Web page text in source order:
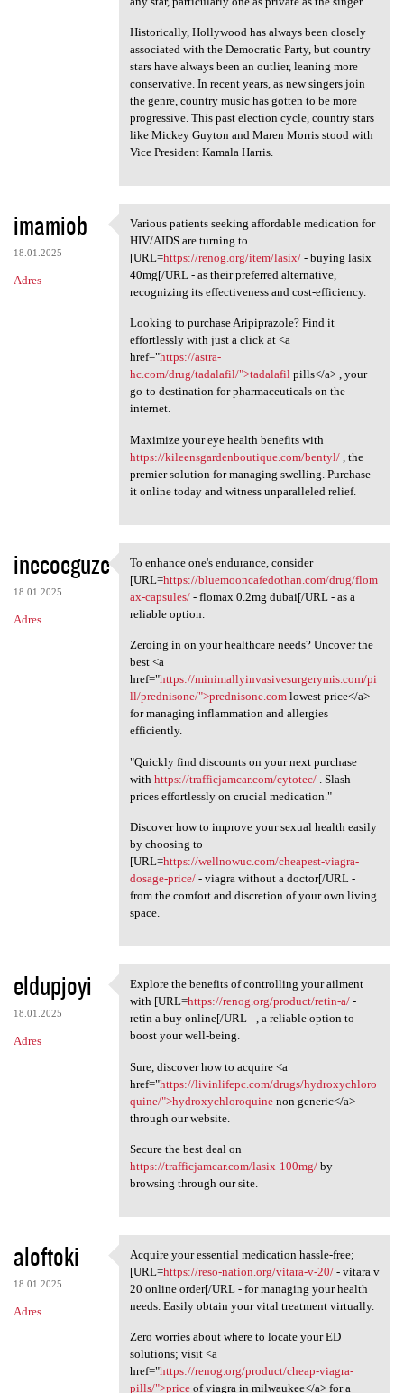
Historically, Hollywood has always been closely
associated with the Democratic Party, but country
stars have always been an outlier, leaning more
conservative. In recent years, as new singers join
the genre, country music has gotten to be more
progressive. This past election cycle, country stars
like Mickey Guyton and Maren Morris stood with
Vice President Kamala Harris.
imamiob
18.01.2025
Adres
Various patients seeking
Various patients seeking affordable medication for
HIV/AIDS are turning to
[URL=https://renog.org/item/lasix/- buying lasix
40mg[/URL - as their preferred alternative,
recognizing its effectiveness and cost-efficiency.
Looking to purchase Aripiprazole? Find it
effortlessly with just a click at <a
href="https://astra-
hc.com/drug/tadalafil/">tadalafilpills</a> , your
go-to destination for pharmaceuticals on the
internet.
Maximize your eye health benefits with
https://kileensgardenboutique.com/bentyl/, the
premier solution for managing swelling. Purchase
it online today and witness unparalleled relief.
inecoeguze
18.01.2025
Adres
To enhance one's endurance,
To enhance one's endurance, consider
[URL=https://bluemooncafedothan.com/drug/flom
ax-capsules/- flomax 0.2mg dubai[/URL - as a
reliable option.
Zeroing in on your healthcare needs? Uncover the
best <a
href="https://minimallyinvasivesurgerymis.com/pi
ll/prednisone/">prednisone.comlowest price</a>
for managing inflammation and allergies
efficiently.
"Quickly find discounts on your next purchase
with https://trafficjamcar.com/cytotec/. Slash
prices effortlessly on crucial medication."
Discover how to improve your sexual health easily
by choosing to
[URL=https://wellnowuc.com/cheapest-viagra-
dosage-price/- viagra without a doctor[/URL -
from the comfort and discretion of your own living
space.
eldupjoyi
18.01.2025
Adres
Explore the benefits of
Explore the benefits of controlling your ailment
with [URL=https://renog.org/product/retin-a/-
retin a buy online[/URL - , a reliable option to
boost your well-being.
Sure, discover how to acquire <a
href="https://livinlifepc.com/drugs/hydroxychloro
quine/">hydroxychloroquinenon generic</a>
through our website.
Secure the best deal on
https://trafficjamcar.com/lasix-100mg/by
browsing through our site.
aloftoki
18.01.2025
Adres
Acquire your essential
Acquire your essential medication hassle-free;
[URL=https://reso-nation.org/vitara-v-20/- vitara v
20 online order[/URL - for managing your health
needs. Easily obtain your vital treatment virtually.
Zero worries about where to locate your ED
solutions; visit <a
href="https://renog.org/product/cheap-viagra-
pills/">priceof viagra in milwaukee</a> for a